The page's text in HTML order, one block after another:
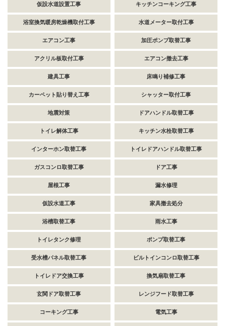
仮設水道設置工事 キッチンコーキング工事
浴室換気暖房乾燥機取付工事 水道メーター取付工事
エアコン工事 加圧ポンプ取替工事
アクリル板取付工事 エアコン撤去工事
建具工事 床鳴り補修工事
カーペット貼り替え工事 シャッター取付工事
地震対策 ドアハンドル取替工事
トイレ解体工事 キッチン水栓取替工事
インターホン取替工事 トイレドアハンドル取替工事
ガスコンロ取替工事 ドア工事
屋根工事 漏水修理
仮設水道工事 家具撤去処分
浴槽取替工事 雨水工事
トイレタンク修理 ポンプ取替工事
受水槽パネル取替工事 ビルトインコンロ取替工事
トイレドア交換工事 換気扇取替工事
玄関ドア取替工事 レンジフード取替工事
コーキング工事 電気工事